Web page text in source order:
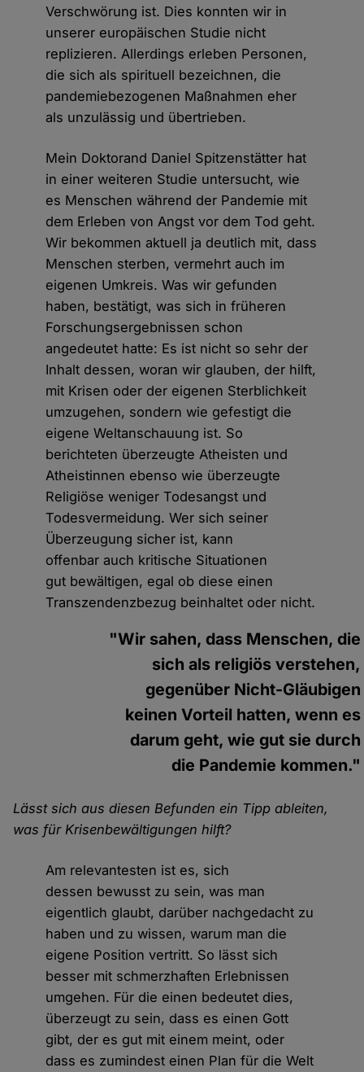
Verschwörung ist. Dies konnten wir in
unserer europäischen Studie nicht
replizieren. Allerdings erleben Personen,
die sich als spirituell bezeichnen, die
pandemiebezogenen Maßnahmen eher
als unzulässig und übertrieben.
Mein Doktorand Daniel Spitzenstätter hat
in einer weiteren Studie untersucht, wie
es Menschen während der Pandemie mit
dem Erleben von Angst vor dem Tod geht.
Wir bekommen aktuell ja deutlich mit, dass
Menschen sterben, vermehrt auch im
eigenen Umkreis. Was wir gefunden
haben, bestätigt, was sich in früheren
Forschungsergebnissen schon
angedeutet hatte: Es ist nicht so sehr der
Inhalt dessen, woran wir glauben, der hilft,
mit Krisen oder der eigenen Sterblichkeit
umzugehen, sondern wie gefestigt die
eigene Weltanschauung ist. So
berichteten überzeugte Atheisten und
Atheistinnen ebenso wie überzeugte
Religiöse weniger Todesangst und
Todesvermeidung. Wer sich seiner
Überzeugung sicher ist, kann
offenbar auch kritische Situationen
gut bewältigen, egal ob diese einen
Transzendenzbezug beinhaltet oder nicht.
"Wir sahen, dass Menschen, die
sich als religiös verstehen,
gegenüber Nicht-Gläubigen
keinen Vorteil hatten, wenn es
darum geht, wie gut sie durch
die Pandemie kommen."
Lässt sich aus diesen Befunden ein Tipp ableiten,
was für Krisenbewältigungen hilft?
Am relevantesten ist es, sich
dessen bewusst zu sein, was man
eigentlich glaubt, darüber nachgedacht zu
haben und zu wissen, warum man die
eigene Position vertritt. So lässt sich
besser mit schmerzhaften Erlebnissen
umgehen. Für die einen bedeutet dies,
überzeugt zu sein, dass es einen Gott
gibt, der es gut mit einem meint, oder
dass es zumindest einen Plan für die Welt